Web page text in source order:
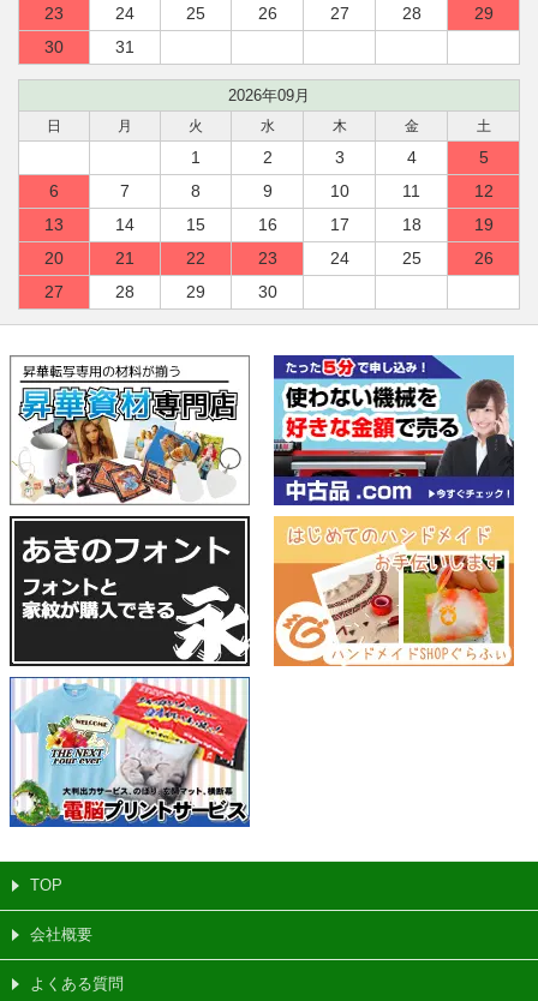
23
24 25 26 27 28
29
30
31
2026年09月
日 月 火 水 木 金 土
1 2 3 4
5
6
7 8 9 10 11
12
13
14 15 16 17 18
19
20
21 22 23 24 25
26
27
28 29 30
TOP
会社概要
よくある質問